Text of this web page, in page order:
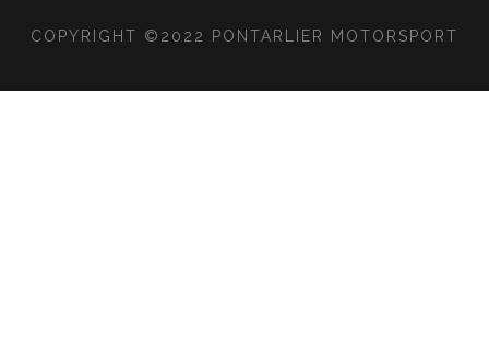
COPYRIGHT ©2022 PONTARLIER MOTORSPORT